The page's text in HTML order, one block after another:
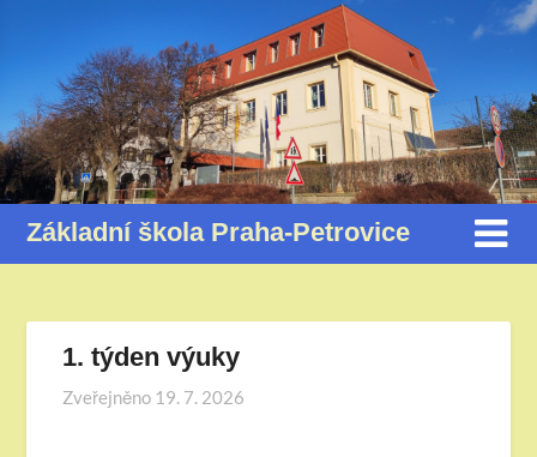
Základní škola Praha-Petrovice
1. týden výuky
Zveřejněno 19. 7. 2026